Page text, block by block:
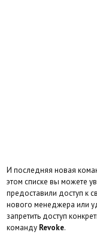
И последняя новая
этом списке вы можете
предоставили доступ к
нового менеджера или
запретить доступ
команду Revoke.